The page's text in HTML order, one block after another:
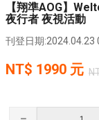
【翔準AOG】
夜行者 夜視活動
刊登日期:2024.04.23
NT$ 1990 元